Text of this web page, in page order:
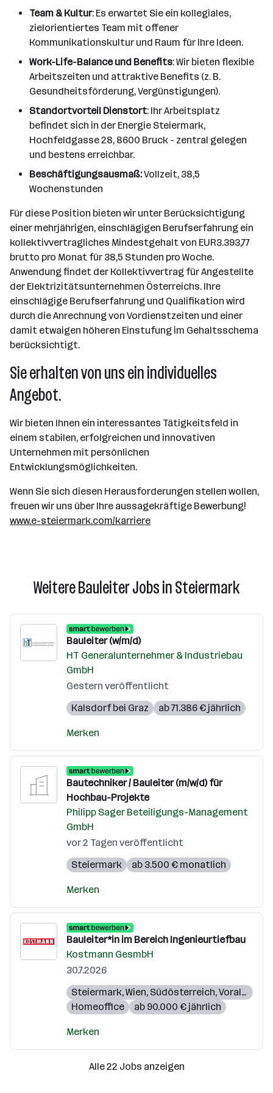
Team & Kultur: Es erwartet Sie ein kollegiales,
zielorientiertes Team mit offener
Kommunikationskultur und Raum für Ihre Ideen.
Work-Life-Balance und Benefits: Wir bieten flexible
Arbeitszeiten und attraktive Benefits (z. B.
Gesundheitsförderung, Vergünstigungen).
Standortvorteil Dienstort: Ihr Arbeitsplatz
befindet sich in der Energie Steiermark,
Hochfeldgasse 28, 8600 Bruck - zentral gelegen
und bestens erreichbar.
Beschäftigungsausmaß:Vollzeit, 38,5
Wochenstunden
Für diese Position bieten wir unter Berücksichtigung
einer mehrjährigen, einschlägigen Berufserfahrung ein
kollektivvertragliches Mindestgehalt von EUR3.393,77
brutto pro Monat für 38,5 Stunden pro Woche.
Anwendung findet der Kollektivvertrag für Angestellte
der Elektrizitätsunternehmen Österreichs. Ihre
einschlägige Berufserfahrung und Qualifikation wird
durch die Anrechnung von Vordienstzeiten und einer
damit etwaigen höheren Einstufung im Gehaltsschema
berücksichtigt.
Sie erhalten von uns ein individuelles
Angebot.
Wir bieten Ihnen ein interessantes Tätigkeitsfeld in
einem stabilen, erfolgreichen und innovativen
Unternehmen mit persönlichen
Entwicklungsmöglichkeiten.
Wenn Sie sich diesen Herausforderungen stellen wollen,
freuen wir uns über Ihre aussagekräftige Bewerbung!
www.e-steiermark.com/karriere
Weitere Bauleiter Jobs in Steiermark
Bauleiter (w/m/d)
HT Generalunternehmer & Industriebau
GmbH
Gestern veröffentlicht
Kalsdorf bei Graz
ab 71.386 € jährlich
Merken
Bautechniker / Bauleiter (m/w/d) für
Hochbau-Projekte
Philipp Sager Beteiligungs-Management
GmbH
vor 2 Tagen veröffentlicht
Steiermark
ab 3.500 € monatlich
Merken
Bauleiter*in im Bereich Ingenieurtiefbau
Kostmann GesmbH
30.7.2026
Steiermark,Wien, Südösterreich,Voralberg
Homeoffice
ab 90.000 € jährlich
Merken
Alle 22 Jobs anzeigen